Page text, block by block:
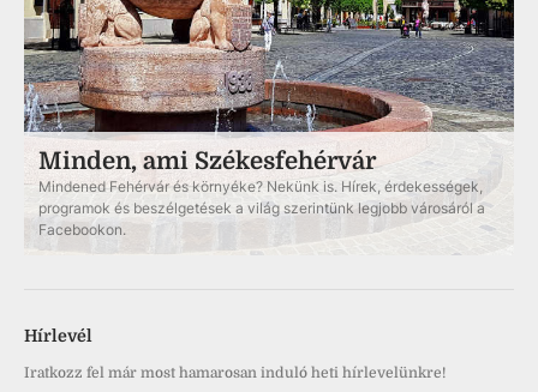
Minden, ami Székesfehérvár
Mindened Fehérvár és környéke? Nekünk is. Hírek, érdekességek,
programok és beszélgetések a világ szerintünk legjobb városáról a
Facebookon.
Hírlevél
Iratkozz fel már most hamarosan induló heti hírlevelünkre!